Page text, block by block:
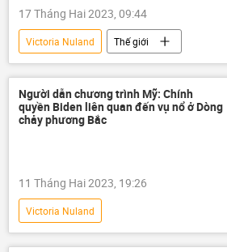
17 Tháng Hai 2023, 09:44
Victoria Nuland
Thế giới
Benjamin Netanyahu
Vladimir Putin
Nga
Hoa Kỳ
Israel
Crưm
Người dẫn chương trình Mỹ: Chính
quyền Biden liên quan đến vụ nổ ở Dòng
chảy phương Bắc
11 Tháng Hai 2023, 19:26
Victoria Nuland
Chiến dịch quân sự đặc biệt tại Ukraina